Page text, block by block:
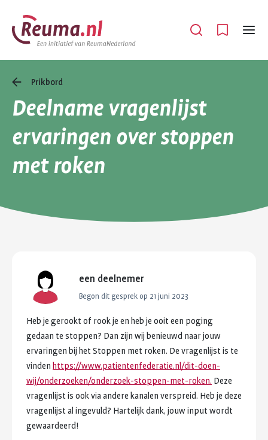
Spring
naar
hoofdinhoud
Spring
naar
footer
navigatie
Open
Menu
Prikbord
Deelname vragenlijst
ervaringen over stoppen
met roken
een deelnemer
Begon dit gesprek op 21 juni 2023
Heb je gerookt of rook je en heb je ooit een poging
gedaan te stoppen? Dan zijn wij benieuwd naarjouw
ervaringen bij het Stoppen met roken. De vragenlijst is te
vinden https://www.patientenfederatie.nl/dit-doen-
wij/onderzoeken/onderzoek-stoppen-met-roken. Deze
vragenlijst is ook viaandere kanalen verspreid. Heb je deze
vragenlijst al ingevuld? Hartelijk dank, jouwinput wordt
gewaardeerd!